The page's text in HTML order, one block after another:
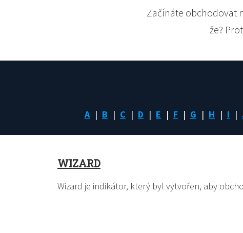
Začínáte obchodovat
že?
A B C D E F G H I
WIZARD
Wizard je indikátor, který byl vytvořen, aby